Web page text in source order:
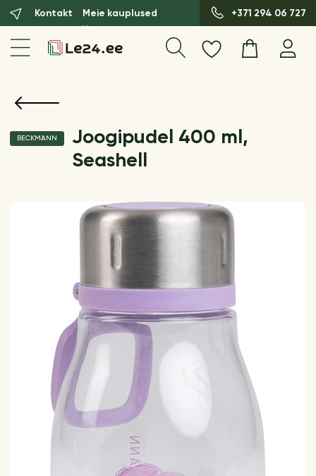
Kontakt Meie kauplused +371 294 06 727
BECKMANN
Joogipudel 400 ml,
Seashell